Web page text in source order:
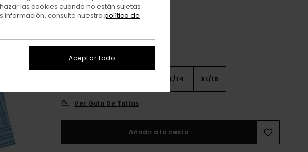
L/14 XL/16
Ver Guía De Tallas
Añadir a la cesta
las cookies cuando no están sujetas
información, consulte nuestra política de
Aceptar todo